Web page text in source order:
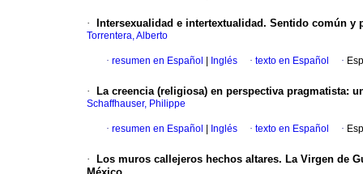
· Intersexualidad e intertextualidad. Sentido común
Torrentera, Alberto
· resumen en Español Inglés · texto en Español ·
· La creencia (religiosa) en perspectiva pragmatista:
Schaffhauser, Philippe
· resumen en Español Inglés · texto en Español ·
·
Los muros callejeros hechos altares. La Virgen de